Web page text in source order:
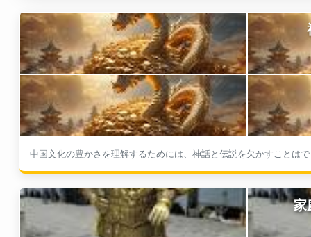
中国文化の豊かさを理解するためには、神話と伝説を欠かすことは
家